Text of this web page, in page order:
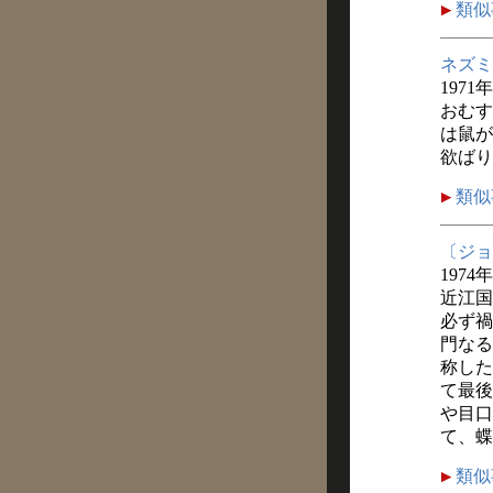
類
ネズミ
1971
おむ
は鼠
欲ば
類
〔ジ
1974
近江
必ず
門な
称し
て最
や目
て、
類